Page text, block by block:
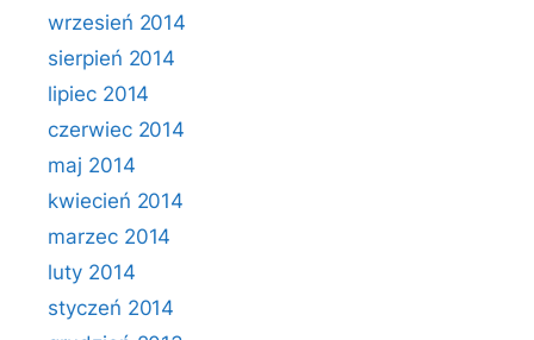
wrzesień 2014
sierpień 2014
lipiec 2014
czerwiec 2014
maj 2014
kwiecień 2014
marzec 2014
luty 2014
styczeń 2014